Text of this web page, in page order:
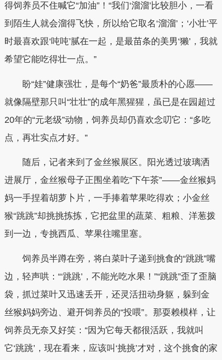
得饲养员不住喊它“加油”！“我们‘溜溜’比较胆小，一看
到陌生人就会溜得飞快，所以给它取名‘溜溜’；‘小壮’平
时最喜欢跟‘吨吨’腻在一起，是最苗条的美男‘獭’，我就
希望它能吃得壮一点。”
盼“娃”健康强壮，是每个“奶爸”最质朴的心愿——
就像隔壁那只叫“壮壮”的成年黑猩猩，虽已是在园超过
20年的“元老级”动物，饲养员却仍喜欢念叨它：“多吃
点，再壮实点才好。”
随后，记者来到了金丝猴展区。阳光透过玻璃洒
进展厅，金丝猴母子正围坐着吃“下午茶”——金丝猴妈
妈一手捏着胡萝卜片，一手捧着苹果吃得欢；小金丝
猴“跳跳”却挑挑拣拣，它把盆里的蔬菜、粗粮、洋葱拨
到一边，专挑西瓜、苹果往嘴里塞。
饲养员半蹲在旁，将白菜叶子递到挑食的“跳跳”嘴
边，轻声哄：“‘跳跳’，不能光吃水果！”“跳跳”歪了歪脑
袋，抓过菜叶又迅速丢开，还灵活扭动身躯，躲到金
丝猴妈妈旁边、避开饲养员的“投喂”。那耍赖模样，让
饲养员无奈又好笑：“因为它每天都很活跃，我就叫
它‘跳跳’，现在看来，应该叫‘挑挑’才对，这个挑食的家